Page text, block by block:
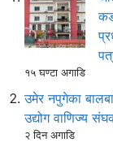
१५ घण्टा अगाडि
उमेर नपुगेका
उद्योग वाणिज्य
२ दिन अगाडि